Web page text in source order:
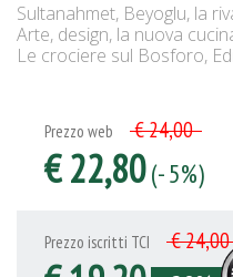
Sultanahmet, Beyoglu, la
Arte, design, la nuova
Le crociere sul Bosforo,
Prezzo web € 24,00
€ 22,80(- 5%)
Prezzo iscritti TCI €